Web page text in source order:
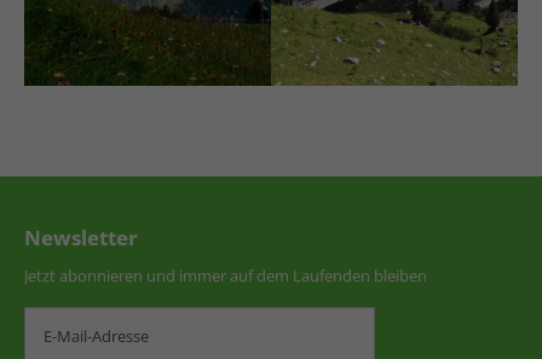
Newsletter
Jetzt abonnieren und immer auf dem Laufenden bleiben